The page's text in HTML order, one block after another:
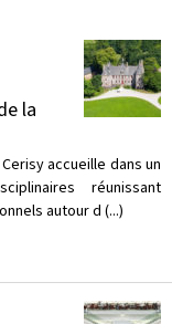
la
accueille dans un
réunissant
autour d (...)